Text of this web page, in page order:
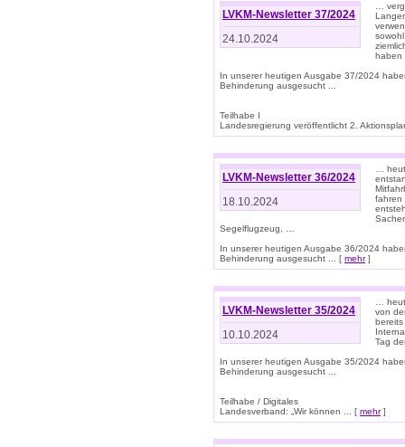
LVKM-Newsletter 37/2024
24.10.2024
…
In unserer heutigen Ausgabe 37/2024
Behinderung ausgesucht ...
Teilhabe I
Landesregierung veröffentlicht 2.
LVKM-Newsletter 36/2024
18.10.2024
…
fahren
Segelflugzeug, …
In unserer heutigen Ausgabe 36/2024
Behinderung ausgesucht ... [ mehr]
LVKM-Newsletter 35/2024
10.10.2024
…
von
bereits
Tag
In unserer heutigen Ausgabe 35/2024
Behinderung ausgesucht ...
Teilhabe / Digitales
Landesverband: „Wir können ... [ mehr]